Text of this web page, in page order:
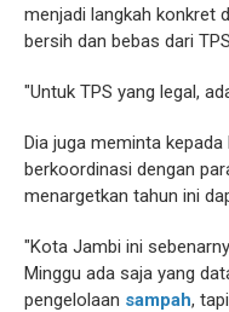
menjadi langkah konkret
bersih dan bebas dari
"Untuk TPS yang legal,
Dia juga meminta
berkoordinasi dengan
menargetkan tahun ini
"Kota Jambi ini
Minggu ada saja yang
pengelolaan sampah,